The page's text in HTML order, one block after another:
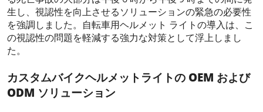
生し、視認性を向上させるソリューションの緊急の必要性
を強調しました。自転車用ヘルメット ライトの導入は、こ
の視認性の問題を軽減する強力な対策として浮上しまし
た。
カスタムバイクヘルメットライトの OEM および
ODM ソリューション